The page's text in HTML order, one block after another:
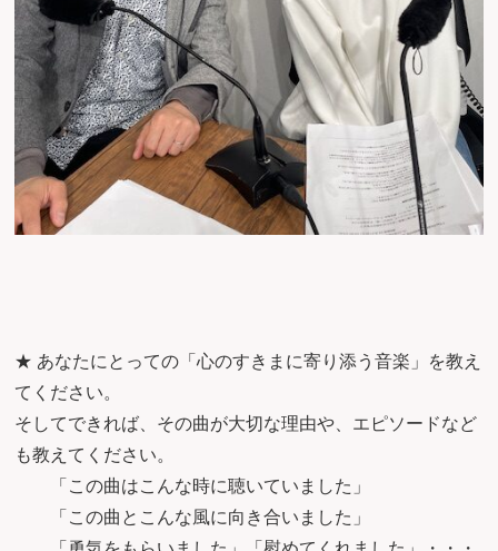
★ あなたにとっての「心のすきまに寄り添う音楽」を教え
てください。
そしてできれば、その曲が大切な理由や、エピソードなど
も教えてください。
「この曲はこんな時に聴いていました」
「この曲とこんな風に向き合いました」